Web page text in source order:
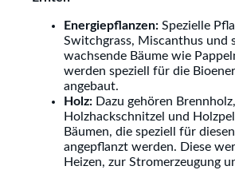
Energiepflanzen: Spezielle
Switchgrass, Miscanthus und
wachsende Bäume wie
werden speziell für die
angebaut.
Holz: Dazu gehören Brennholz,
Holzhackschnitzel und
Bäumen, die speziell für
angepflanzt werden. Diese
Heizen, zur Stromerzeugung